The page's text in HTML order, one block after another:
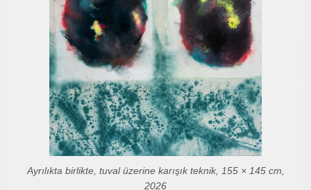
Ayrılıkta birlikte, tuval üzerine karışık teknik, 155 × 145 cm,
2026